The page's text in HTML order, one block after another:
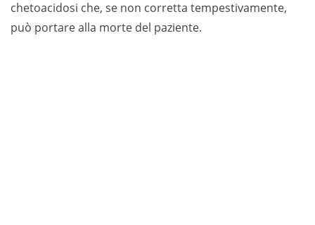
chetoacidosi che, se non corretta tempestivamente,
può portare alla morte del paziente.